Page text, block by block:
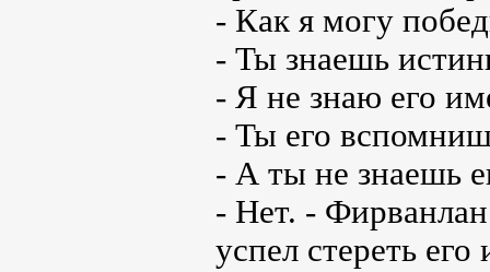
- Как я могу
- Ты знаешь
- Я не знаю его
- Ты его
- А ты не знаешь
- Нет. -
успел стереть